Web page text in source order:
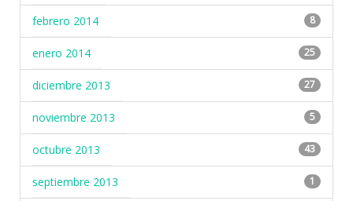
febrero 2014 8
enero 2014 25
diciembre 2013 27
noviembre 2013 5
octubre 2013 43
septiembre 2013 1